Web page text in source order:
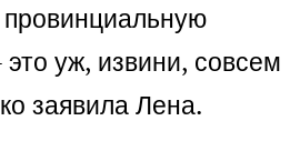
уж, извини, совсем
заявила Лена.